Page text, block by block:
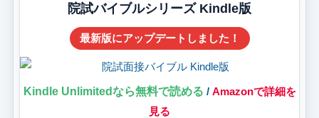
院試バイブルシリーズ Kindle版
最新版にアップデートしました！
Kindle Unlimitedなら無料で読める / Amazonで詳細を
見る